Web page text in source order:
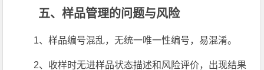
五、样品管理的问题与风险
1、样品编号混乱，无统一唯一性编号，易混淆。
2、收样时无进样品状态描述和风险评价，出现结果